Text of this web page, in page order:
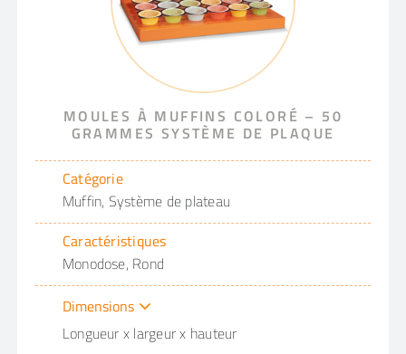
MOULES À MUFFINS COLORÉ – 50
GRAMMES SYSTÈME DE PLAQUE
Catégorie
Muffin, Système de plateau
Caractéristiques
Monodose, Rond
Dimensions
Longueur x largeur x hauteur